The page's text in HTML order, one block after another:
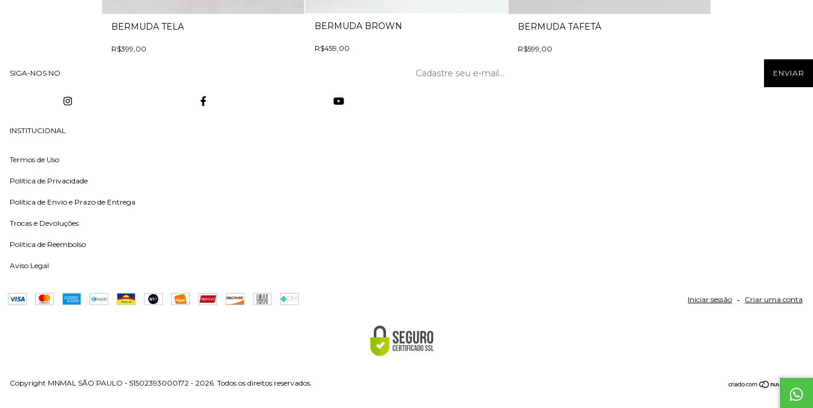
BERMUDA TELA
R$399,00
BERMUDA BROWN
R$459,00
BERMUDA TAFETÁ
R$599,00
SIGA-NOS NO
INSTITUCIONAL
Termos de Uso
Política de Privacidade
Política de Envio e Prazo de Entrega
Trocas e Devoluções
Política de Reembolso
Aviso Legal
Iniciar sessão - Criar uma conta
Copyright MNMAL SÃO PAULO - 51502393000172 - 2026. Todos os direitos reservados.